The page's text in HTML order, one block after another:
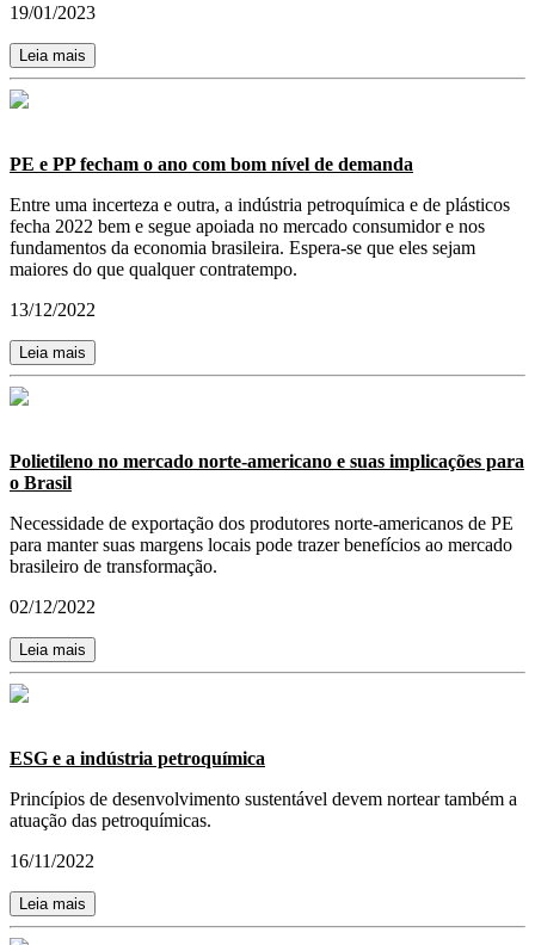
19/01/2023
Leia mais
PE e PP fecham o ano com bom nível de demanda
Entre uma incerteza e outra, a indústria petroquímica e de plásticos
fecha 2022 bem e segue apoiada no mercado consumidor e nos
fundamentos da economia brasileira. Espera-se que eles sejam
maiores do que qualquer contratempo.
13/12/2022
Leia mais
Polietileno no mercado norte-americano e suas implicações para
o Brasil
Necessidade de exportação dos produtores norte-americanos de PE
para manter suas margens locais pode trazer benefícios ao mercado
brasileiro de transformação.
02/12/2022
Leia mais
ESG e a indústria petroquímica
Princípios de desenvolvimento sustentável devem nortear também a
atuação das petroquímicas.
16/11/2022
Leia mais